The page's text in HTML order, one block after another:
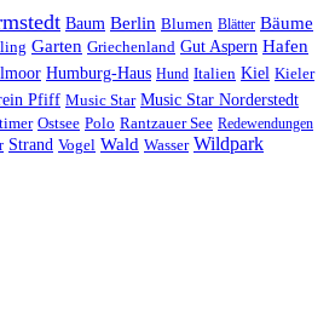
Baum Berlin Blumen Blätter Bäume
Garten Griechenland Gut Aspern Hafen
Humburg-Haus Hund Italien Kiel Kieler
Pfiff Music Star Music Star Norderstedt
Ostsee Polo Rantzauer See Redewendungen
Strand Vogel Wald Wasser Wildpark